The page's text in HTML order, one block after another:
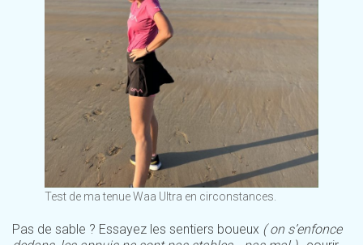
Test de ma tenue Waa Ultra en circonstances.
Pas de sable ? Essayez les sentiers boueux ( on s’enfonce